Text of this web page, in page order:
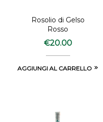
Rosolio di Gelso
Rosso
€20.00
AGGIUNGI AL CARRELLO